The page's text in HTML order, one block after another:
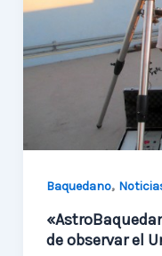
Baquedano,
de observar el